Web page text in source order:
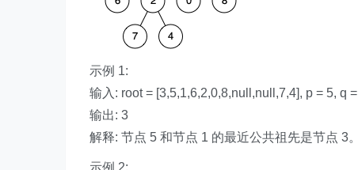
示例 1:
输入: root = [3,5,1,6,2,0,8,null,null,7,4], p = 5, q
输出: 3
解释: 节点 5 和节点 1 的最近公共祖先是节点 3。
示例 2: